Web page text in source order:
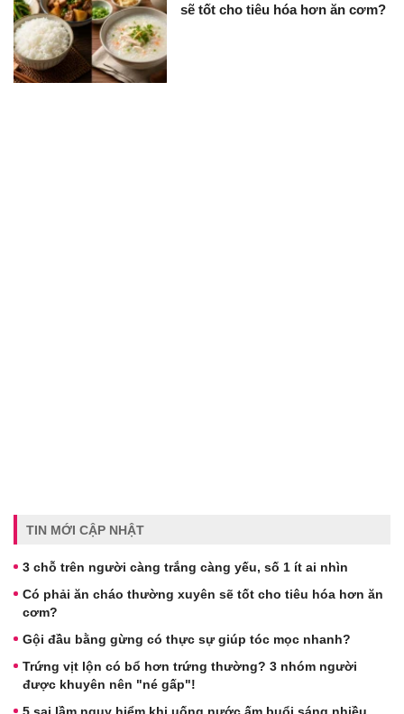
sẽ tốt cho tiêu hóa hơn ăn cơm?
TIN MỚI CẬP NHẬT
3 chỗ trên người càng trắng càng yếu, số 1 ít ai nhìn
Có phải ăn cháo thường xuyên sẽ tốt cho tiêu hóa hơn ăn
cơm?
Gội đầu bằng gừng có thực sự giúp tóc mọc nhanh?
Trứng vịt lộn có bổ hơn trứng thường? 3 nhóm người
được khuyên nên "né gấp"!